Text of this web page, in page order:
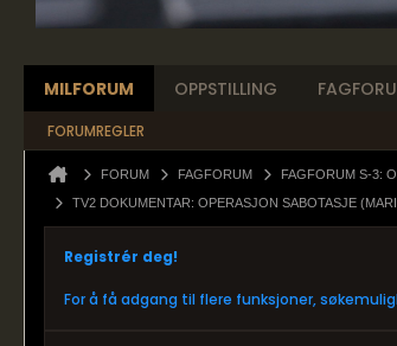
MILFORUM OPPSTILLING
FORUMREGLER
FORUM FAGFORUM FAGFORUM S-3:
TV2 DOKUMENTAR: OPERASJON SABOTASJE
Registrér deg!
For å få adgang til flere funksjoner,